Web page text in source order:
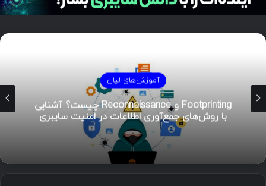
آموزش‌های لیان
Footprinting و Reconnaissance چیست؟ آشنایی
روش‌های جمع‌آوری اطلاعات در امنیت سایبری